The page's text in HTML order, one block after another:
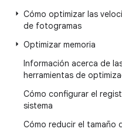
Cómo optimizar las
de fotogramas
Optimizar memoria
Información acerca de
herramientas de
Cómo configurar el
sistema
Cómo reducir el tamaño